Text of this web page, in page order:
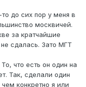
до сих пор у меня в
москвичей.
за кратчайшие
сдалась. Зато МГТ
что есть он один на
Так, сделали один
конкретно я или